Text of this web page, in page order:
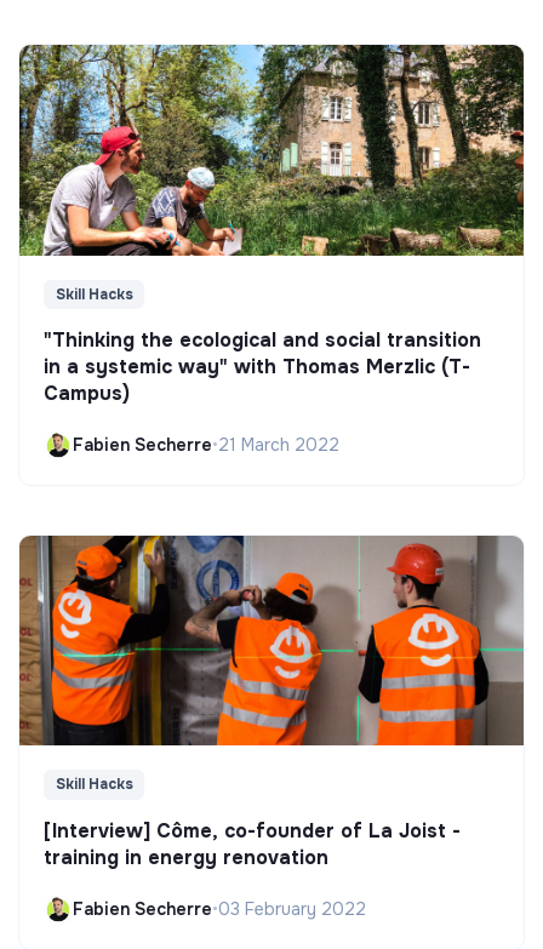
Skill Hacks
"Thinking the ecological and social transition
in a systemic way" with Thomas Merzlic (T-
Campus)
Fabien Secherre•21 March 2022
Skill Hacks
[Interview] Côme, co-founder of La Joist -
training in energy renovation
Fabien Secherre•03 February 2022